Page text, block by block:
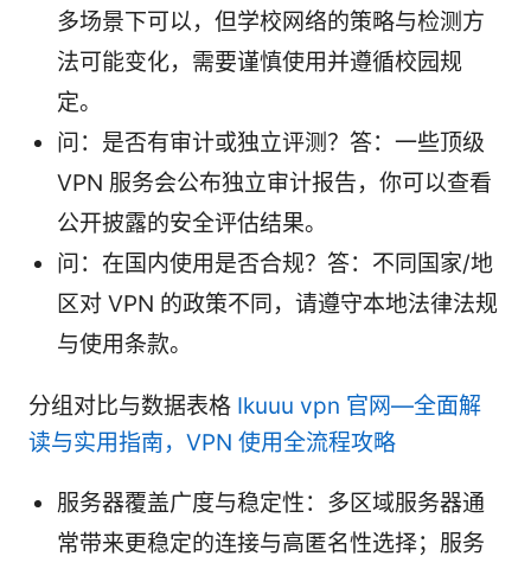
多场景下可以，但学校网络的策略与检测方
法可能变化，需要谨慎使用并遵循校园规
定。
问：是否有审计或独立评测？答：一些顶级
VPN 服务会公布独立审计报告，你可以查看
公开披露的安全评估结果。
问：在国内使用是否合规？答：不同国家/地
区对 VPN 的政策不同，请遵守本地法律法规
与使用条款。
分组对比与数据表格 Ikuuu vpn 官网—全面解
读与实用指南，VPN 使用全流程攻略
服务器覆盖广度与稳定性：多区域服务器通
常带来更稳定的连接与高匿名性选择；服务